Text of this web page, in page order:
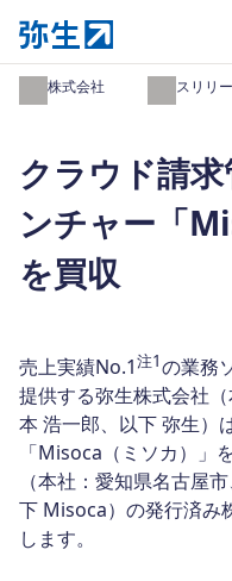
弥生株式会社 プレスリリ
クラウド請
ンチャー「
を買収
売上実績No.1注1の業務
提供する弥生株式会社
本 浩一郎、以下 弥生）
「Misoca（ミソカ）」
（本社：愛知県名古屋
下 Misoca）の発行済み
します。